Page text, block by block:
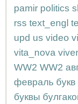
pamir politics
rss text_engl
upd us video
vita_nova
WW2 WW2
февраль букв
буквы